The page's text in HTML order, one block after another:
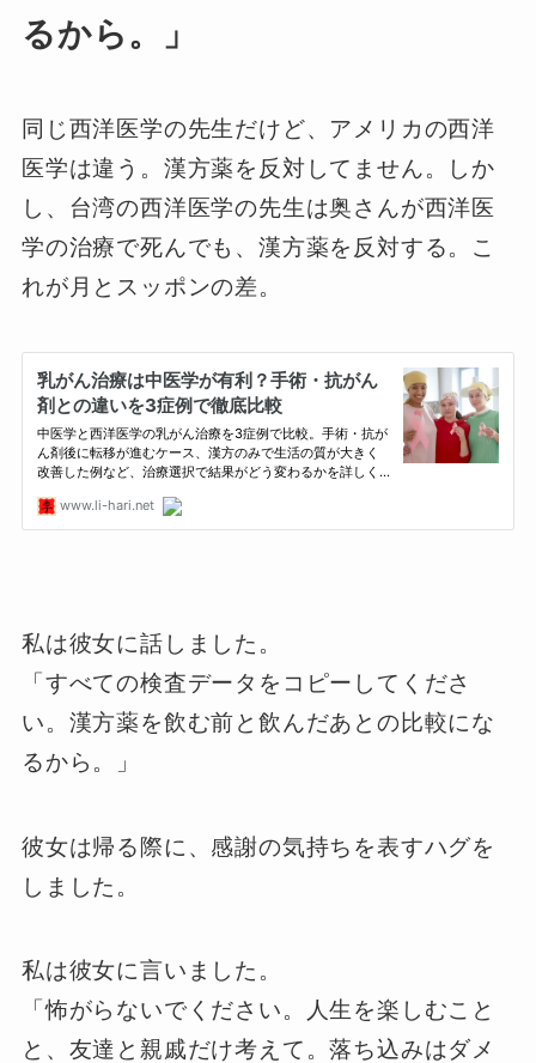
るから。」
同じ西洋医学の先生だけど、アメリカの西洋
医学は違う。漢方薬を反対してません。しか
し、台湾の西洋医学の先生は奥さんが西洋医
学の治療で死んでも、漢方薬を反対する。こ
れが月とスッポンの差。
私は彼女に話しました。
「すべての検査データをコピーしてくださ
い。漢方薬を飲む前と飲んだあとの比較にな
るから。」
彼女は帰る際に、感謝の気持ちを表すハグを
しました。
私は彼女に言いました。
「怖がらないでください。人生を楽しむこと
と、友達と親戚だけ考えて。落ち込みはダメ